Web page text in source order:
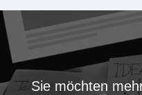
Sie möchten